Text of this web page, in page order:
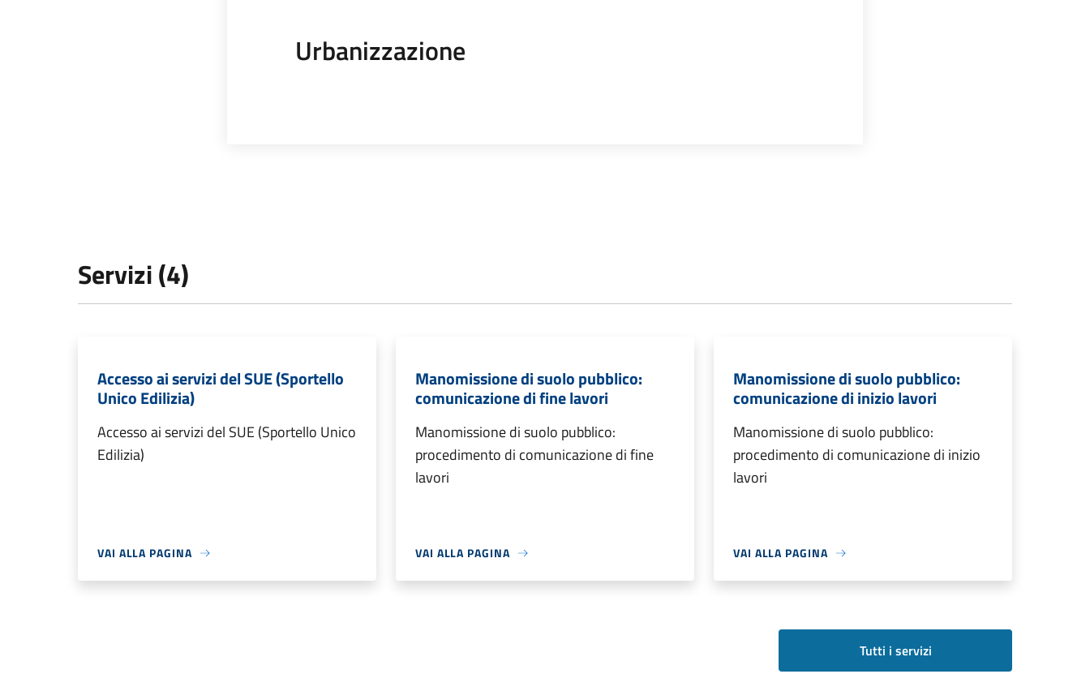
Urbanizzazione
Servizi (4)
Accesso ai servizi del SUE (Sportello
Unico Edilizia)
Accesso ai servizi del SUE (Sportello Unico
Edilizia)
VAI ALLA PAGINA
Manomissione di suolo pubblico:
comunicazione di fine lavori
Manomissione di suolo pubblico:
procedimento di comunicazione di fine
lavori
VAI ALLA PAGINA
Manomissione di suolo pubblico:
comunicazione di inizio lavori
Manomissione di suolo pubblico:
procedimento di comunicazione di inizio
lavori
VAI ALLA PAGINA
Tutti i servizi